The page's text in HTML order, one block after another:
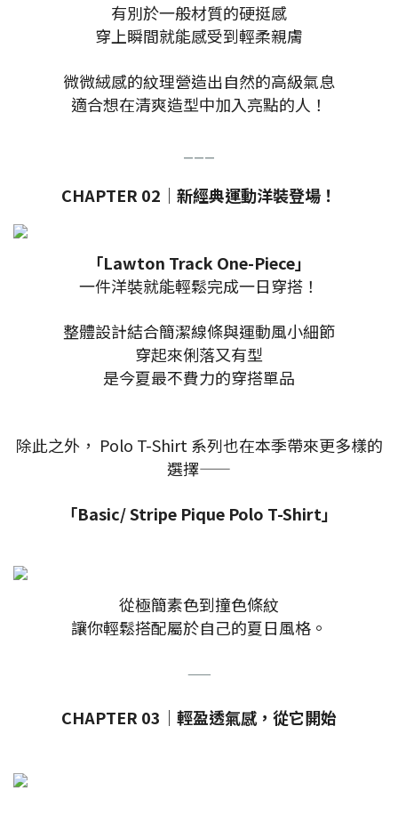
有別於一般材質的硬挺感
穿上瞬間就能感受到輕柔親膚
微微絨感的紋理營造出自然的高級氣息
適合想在清爽造型中加入亮點的人！
CHAPTER 02｜新經典運動洋裝登場！
「Lawton Track One-Piece」
一件洋裝就能輕鬆完成一日穿搭！
整體設計結合簡潔線條與運動風小細節
穿起來俐落又有型
是今夏最不費力的穿搭單品
除此之外， Polo T-Shirt 系列也在本季帶來更多樣的
選擇——
「Basic/ Stripe Pique Polo T-Shirt」
從極簡素色到撞色條紋
讓你輕鬆搭配屬於自己的夏日風格。
——
CHAPTER 03｜輕盈透氣感，從它開始